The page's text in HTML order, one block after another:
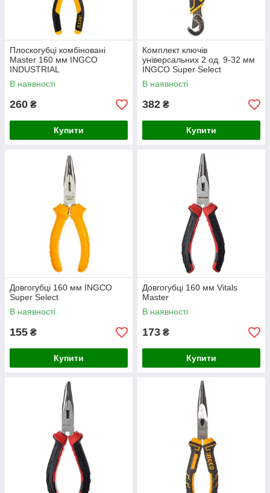
Плоскогубці комбіновані
Master 160 мм INGCO
INDUSTRIAL
В наявності
260 ₴
Купити
Комплект ключів
універсальних 2 од. 9-32 мм
INGCO Super Select
В наявності
382 ₴
Купити
Довгогубці 160 мм INGCO
Super Select
В наявності
155 ₴
Купити
Довгогубці 160 мм Vitals
Master
В наявності
173 ₴
Купити